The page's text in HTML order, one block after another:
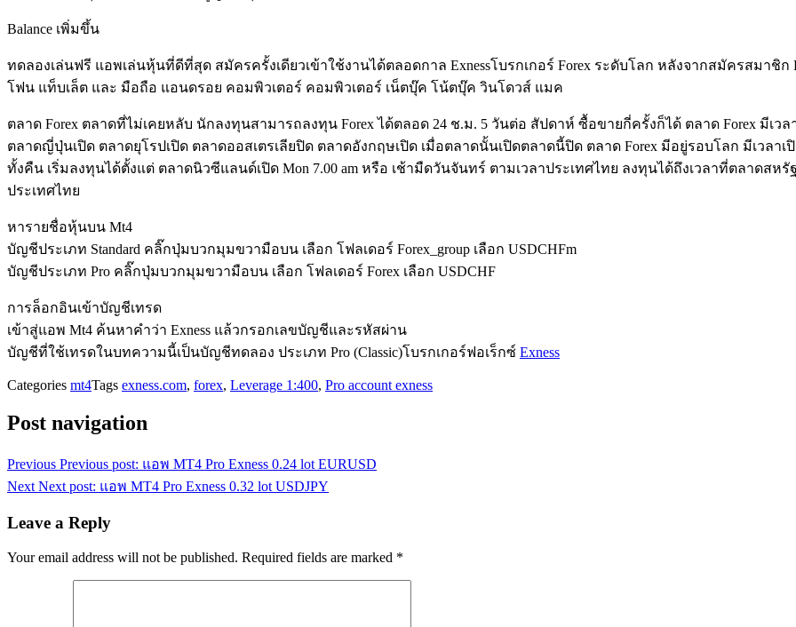
Balance เพิ่มขึ้น
ทดลองเล่นฟรี แอพเล่นหุ้นที่ดีที่สุด สมัครครั้งเดียวเข้าใช้งานได้ตลอดกาล Exnessโบรกเกอร์ Forex ระดับโลก หลังจากสมัครสมาชิ
โฟน แท็บเล็ต และ มือถือ แอนดรอย คอมพิวเตอร์ คอมพิวเตอร์ เน็ตบุ๊ค โน้ตบุ๊ค วินโดวส์ แมค
ตลาด Forex ตลาดที่ไม่เคยหลับ นักลงทุนสามารถลงทุน Forex ได้ตลอด 24 ช.ม. 5 วันต่อ สัปดาห์ ซื้อขายกี่ครั้งก็ได้ ตลาด Forex มีเ
ตลาดญี่ปุ่นเปิด ตลาดยุโรปเปิด ตลาดออสเตรเลียปิด ตลาดอังกฤษเปิด เมื่อตลาดนั้นเปิดตลาดนี้ปิด ตลาด Forex มีอยู่รอบโลก มีเวล
ทั้งคืน เริ่มลงทุนได้ตั้งแต่ ตลาดนิวซีแลนด์เปิด Mon 7.00 am หรือ เช้ามืดวันจันทร์ ตามเวลาประเทศไทย ลงทุนได้ถึงเวลาที่ตลาดสหรั
ประเทศไทย
หารายชื่อหุ้นบน Mt4
บัญชีประเภท Standard คลิ๊กปุ่มบวกมุมขวามือบน เลือก โฟลเดอร์ Forex_group เลือก USDCHFm
บัญชีประเภท Pro คลิ๊กปุ่มบวกมุมขวามือบน เลือก โฟลเดอร์ Forex เลือก USDCHF
การล็อกอินเข้าบัญชีเทรด
เข้าสู่แอพ Mt4 ค้นหาคำว่า Exness แล้วกรอกเลขบัญชีและรหัสผ่าน
บัญชีที่ใช้เทรดในบทความนี้เป็นบัญชีทดลอง ประเภท Pro (Classic)โบรกเกอร์ฟอเร็กซ์ Exness
Categories mt4Tags exness.com, forex, Leverage 1:400, Pro account exness
Post navigation
Previous Previous post: แอพ MT4 Pro Exness 0.24 lot EURUSD
Next Next post: แอพ MT4 Pro Exness 0.32 lot USDJPY
Leave a Reply
Your email address will not be published. Required fields are marked *